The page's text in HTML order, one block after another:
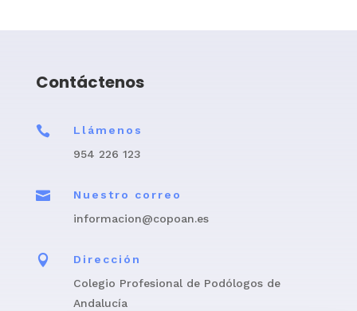
Contáctenos

Llámenos
954 226 123

Nuestro correo
informacion@copoan.es

Dirección
Colegio Profesional de Podólogos de
Andalucía